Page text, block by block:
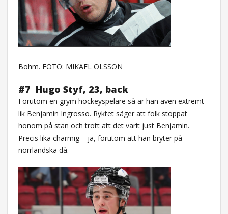
Bohm. FOTO: MIKAEL OLSSON
#7 Hugo Styf, 23, back
Förutom en grym hockeyspelare så är han även extremt
lik Benjamin Ingrosso. Ryktet säger att folk stoppat
honom på stan och trott att det varit just Benjamin.
Precis lika charmig – ja, förutom att han bryter på
norrländska då.